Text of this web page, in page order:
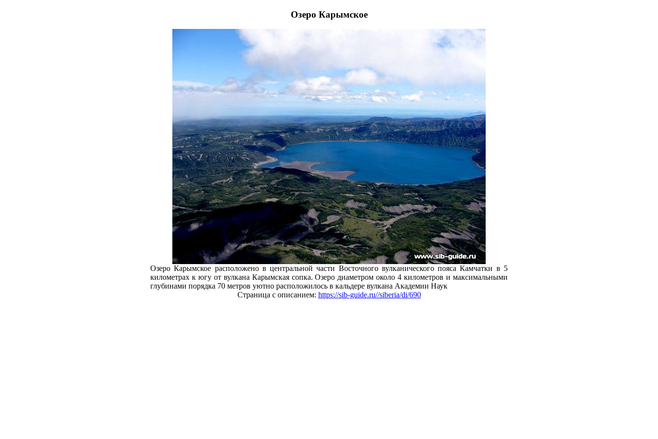
Озеро Карымское
Озеро Карымское расположено в центральной части Восточного вулканического пояса Камчатки в 5
километрах к югу от вулкана Карымская сопка. Озеро диаметром около 4 километров и максимальными
глубинами порядка 70 метров уютно расположилось в кальдере вулкана Академии Наук
Страница с описанием: https://sib-guide.ru//siberia/di/690